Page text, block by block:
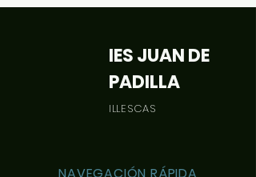
IES JUAN DE
PADILLA
ILLESCAS